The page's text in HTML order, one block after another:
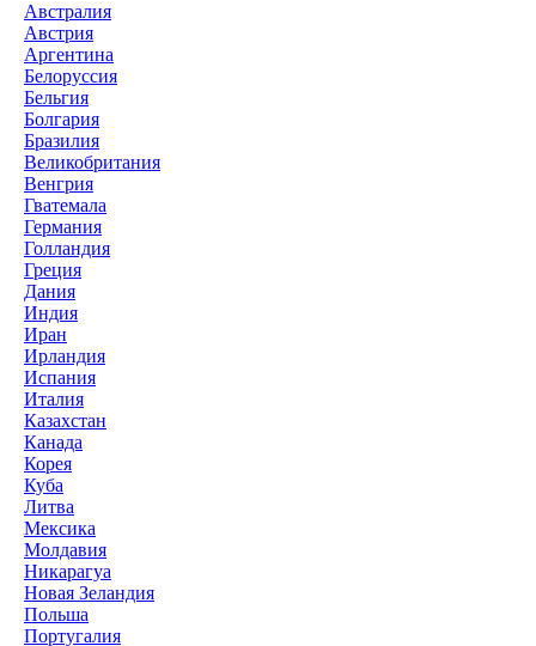
Австралия
Австрия
Аргентина
Белоруссия
Бельгия
Болгария
Бразилия
Великобритания
Венгрия
Гватемала
Германия
Голландия
Греция
Дания
Индия
Иран
Ирландия
Испания
Италия
Казахстан
Канада
Корея
Куба
Литва
Мексика
Молдавия
Никарагуа
Новая Зеландия
Польша
Португалия